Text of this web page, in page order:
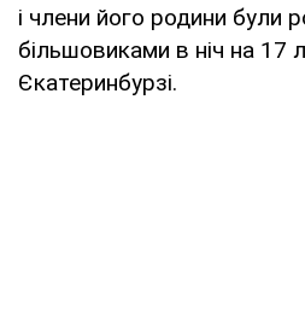
і члени його родини були
більшовиками в ніч на 17
Єкатеринбурзі.